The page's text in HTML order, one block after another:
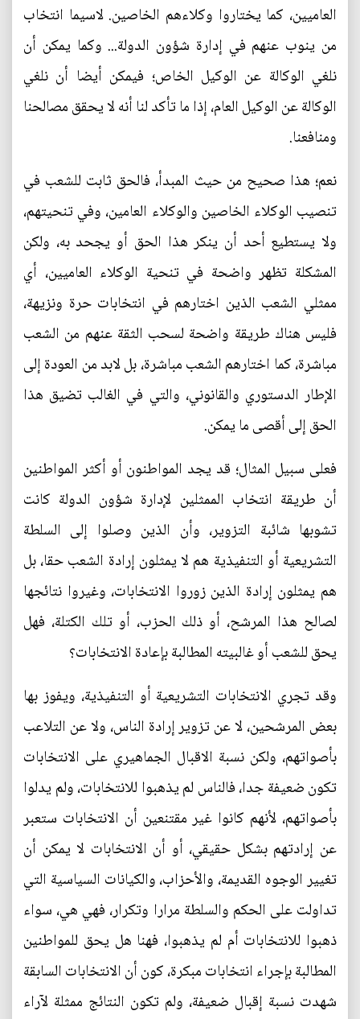
العاميين، كما يختاروا وكلاءهم الخاصين. لاسيما انتخاب
من ينوب عنهم في إدارة شؤون الدولة... وكما يمكن أن
نلغي الوكالة عن الوكيل الخاص؛ فيمكن أيضا أن نلغي
الوكالة عن الوكيل العام، إذا ما تأكد لنا أنه لا يحقق مصالحنا
ومنافعنا.
نعم؛ هذا صحيح من حيث المبدأ، فالحق ثابت للشعب في
تنصيب الوكلاء الخاصين والوكلاء العامين، وفي تنحيتهم،
ولا يستطيع أحد أن ينكر هذا الحق أو يجحد به، ولكن
المشكلة تظهر واضحة في تنحية الوكلاء العاميين، أي
ممثلي الشعب الذين اختارهم في انتخابات حرة ونزيهة،
فليس هناك طريقة واضحة لسحب الثقة عنهم من الشعب
مباشرة، كما اختارهم الشعب مباشرة، بل لابد من العودة إلى
الإطار الدستوري والقانوني، والتي في الغالب تضيق هذا
الحق إلى أقصى ما يمكن.
فعلى سبيل المثال؛ قد يجد المواطنون أو أكثر المواطنين
أن طريقة انتخاب الممثلين لإدارة شؤون الدولة كانت
تشوبها شائبة التزوير، وأن الذين وصلوا إلى السلطة
التشريعية أو التنفيذية هم لا يمثلون إرادة الشعب حقا، بل
هم يمثلون إرادة الذين زوروا الانتخابات، وغيروا نتائجها
لصالح هذا المرشح، أو ذلك الحزب، أو تلك الكتلة، فهل
يحق للشعب أو غالبيته المطالبة بإعادة الانتخابات؟
وقد تجري الانتخابات التشريعية أو التنفيذية، ويفوز بها
بعض المرشحين، لا عن تزوير إرادة الناس، ولا عن التلاعب
بأصواتهم، ولكن نسبة الاقبال الجماهيري على الانتخابات
تكون ضعيفة جدا، فالناس لم يذهبوا للانتخابات، ولم يدلوا
بأصواتهم، لأنهم كانوا غير مقتنعين أن الانتخابات ستعبر
عن إرادتهم بشكل حقيقي، أو أن الانتخابات لا يمكن أن
تغيير الوجوه القديمة، والأحزاب، والكيانات السياسية التي
تداولت على الحكم والسلطة مرارا وتكرار، فهي هي، سواء
ذهبوا للانتخابات أم لم يذهبوا، فهنا هل يحق للمواطنين
المطالبة بإجراء انتخابات مبكرة، كون أن الانتخابات السابقة
شهدت نسبة إقبال ضعيفة، ولم تكون النتائج ممثلة لآراء